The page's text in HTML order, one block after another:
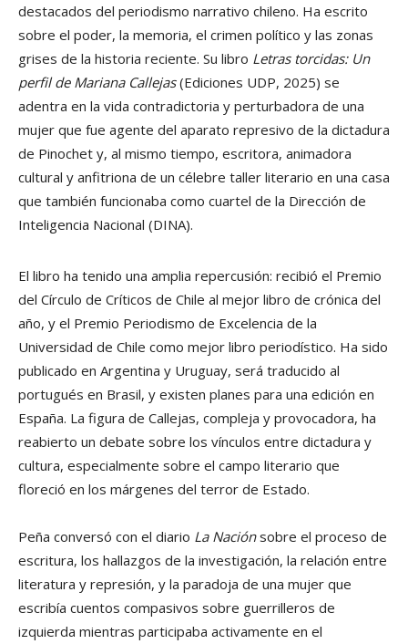
destacados del periodismo narrativo chileno. Ha escrito
sobre el poder, la memoria, el crimen político y las zonas
grises de la historia reciente. Su libro Letras torcidas: Un
perfil de Mariana Callejas(Ediciones UDP, 2025) se
adentra en la vida contradictoria y perturbadora de una
mujer que fue agente del aparato represivo de la dictadura
de Pinochet y, al mismo tiempo, escritora, animadora
cultural y anfitriona de un célebre taller literario en una casa
que también funcionaba como cuartel de la Dirección de
Inteligencia Nacional (DINA).
El libro ha tenido una amplia repercusión: recibió el Premio
del Círculo de Críticos de Chile al mejor libro de crónica del
año, y el Premio Periodismo de Excelencia de la
Universidad de Chile como mejor libro periodístico. Ha sido
publicado en Argentina y Uruguay, será traducido al
portugués en Brasil, y existen planes para una edición en
España. La figura de Callejas, compleja y provocadora, ha
reabierto un debate sobre los vínculos entre dictadura y
cultura, especialmente sobre el campo literario que
floreció en los márgenes del terror de Estado.
Peña conversó con el diario La Naciónsobre el proceso de
escritura, los hallazgos de la investigación, la relación entre
literatura y represión, y la paradoja de una mujer que
escribía cuentos compasivos sobre guerrilleros de
izquierda mientras participaba activamente en el